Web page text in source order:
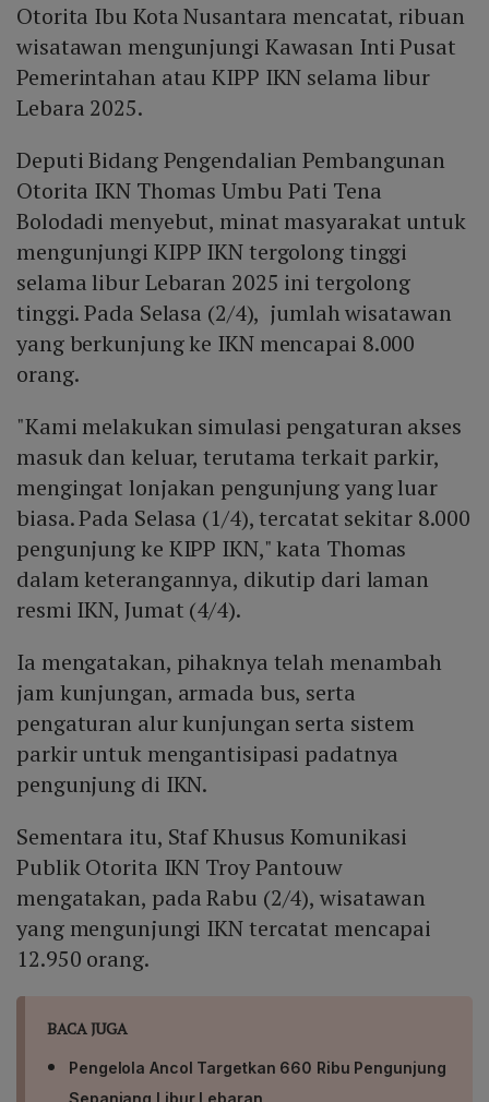
Otorita Ibu Kota Nusantara mencatat, ribuan
wisatawan mengunjungi Kawasan Inti Pusat
Pemerintahan atau KIPP IKN selama libur
Lebara 2025.
Deputi Bidang Pengendalian Pembangunan
Otorita IKN Thomas Umbu Pati Tena
Bolodadi menyebut, minat masyarakat untuk
mengunjungi KIPP IKN tergolong tinggi
selama libur Lebaran 2025 ini tergolong
tinggi. Pada Selasa (2/4), jumlah wisatawan
yang berkunjung ke IKN mencapai 8.000
orang.
"Kami melakukan simulasi pengaturan akses
masuk dan keluar, terutama terkait parkir,
mengingat lonjakan pengunjung yang luar
biasa. Pada Selasa (1/4), tercatat sekitar 8.000
pengunjung ke KIPP IKN," kata Thomas
dalam keterangannya, dikutip dari laman
resmi IKN, Jumat (4/4).
Ia mengatakan, pihaknya telah menambah
jam kunjungan, armada bus, serta
pengaturan alur kunjungan serta sistem
parkir untuk mengantisipasi padatnya
pengunjung di IKN.
Sementara itu, Staf Khusus Komunikasi
Publik Otorita IKN Troy Pantouw
mengatakan, pada Rabu (2/4), wisatawan
yang mengunjungi IKN tercatat mencapai
12.950 orang.
BACA JUGA
Pengelola Ancol Targetkan 660 Ribu Pengunjung